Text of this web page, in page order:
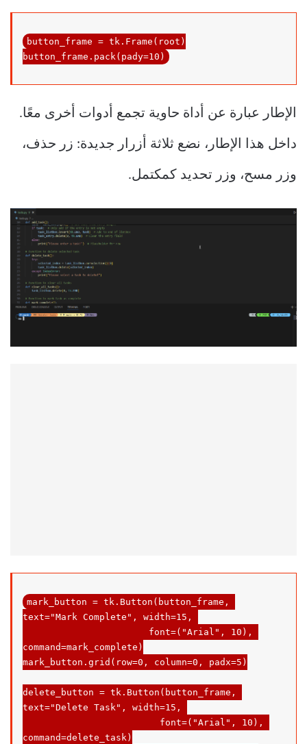
button_frame = tk.Frame(root)
button_frame.pack(pady=10)
الإطار عبارة عن أداة حاوية تجمع أدوات أخرى معًا.
داخل هذا الإطار، نضع ثلاثة أزرار جديدة: زر حذف،
وزر مسح، وزر تحديد كمكتمل.
mark_button = tk.Button(button_frame,
text="Mark Complete" , width=15 ,
font=( "Arial"
command=mark_complete)
mark_button.grid(row=0, column=0, padx=5)
delete_button = tk.Button(button_frame,
text="Delete Task" , width=15 ,
font=( "Arial"
command=delete_task)